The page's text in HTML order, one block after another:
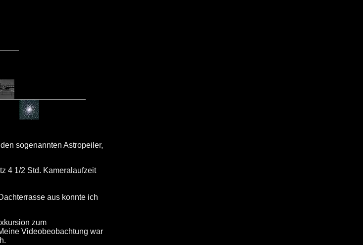
sogenannten Astropeiler,
4 1/2 Std. Kameralaufzeit
aus konnte ich
zum
Videobeobachtung war